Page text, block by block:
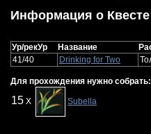
Информация о Квесте
Ур/рекУр Название
41/40
Drinking for Two
Для прохождения нужно собрать:
15 X Subella